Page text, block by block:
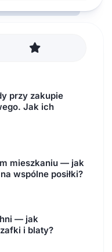
przy zakupie
Jak ich
mieszkaniu — jak
wspólne posiłki?
— jak
i blaty?